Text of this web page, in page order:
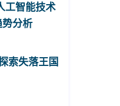
工智能技术
分析
索失落王国